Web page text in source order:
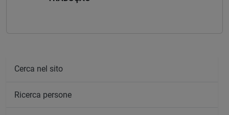
Cerca nel sito
Ricerca persone